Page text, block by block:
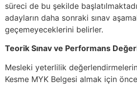
süreci de bu şekilde
adayların daha sonraki sınav
geçemeyeceklerini belirler.
Teorik Sınav ve Performans
Mesleki yeterlilik
Kesme MYK Belgesi almak için